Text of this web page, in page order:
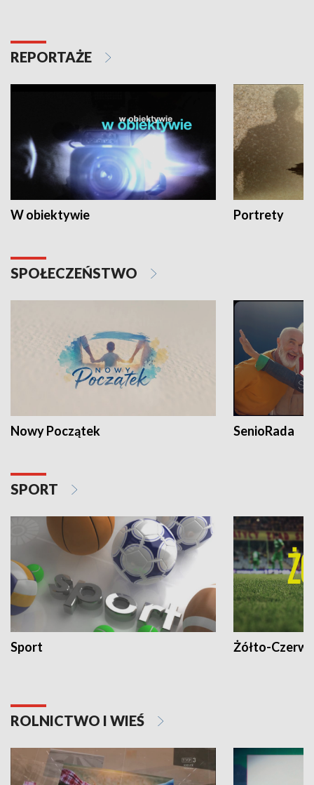
REPORTAŻE
W obiektywie Portrety
SPOŁECZEŃSTWO
Nowy Początek SenioRada
SPORT
Sport Żółto-
ROLNICTWO I WIEŚ